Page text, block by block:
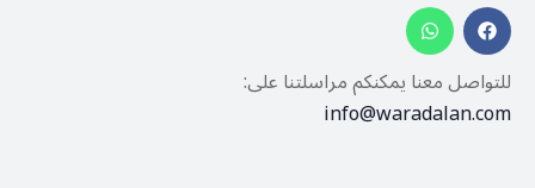
للتواصل معنا يمكنكم مراسلتنا على:
info@waradalan.com